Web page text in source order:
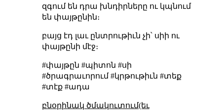
զգում են դրա խնդիրները ու կպնում
են փայթընին։
բայց էդ լաւ ընտրութիւն չի՝ սիի ու
փայթընի մէջ։
#փայթըն #պիտոն #սի
#ծրագրաւորում #կրթութիւն #տեք
#տէք #ադա
բնօրինակ ծմակուտում(եւ